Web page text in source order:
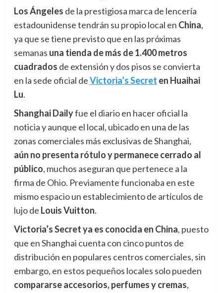
Los Ángeles de la prestigiosa marca de lencería
estadounidense tendrán su propio local en China,
ya que se tiene previsto que en las próximas
semanas una tienda de más de 1.400 metros
cuadrados de extensión y dos pisos se convierta
en la sede oficial deVictoria’s Secret en Huaihai
Lu.
Shanghai Dailyfue el diario en hacer oficial la
noticia y aunque el local, ubicado en una de las
zonas comerciales más exclusivas de Shanghai,
aún no presenta rótulo y permanece cerrado al
público, muchos aseguran que pertenece a la
firma de Ohio. Previamente funcionaba en este
mismo espacio un establecimiento de artículos de
lujo de Louis Vuitton.
Victoria’s Secret ya es conocida en China, puesto
que en Shanghai cuenta con cinco puntos de
distribución en populares centros comerciales, sin
embargo, en estos pequeños locales solo pueden
compararse accesorios, perfumes y cremas,